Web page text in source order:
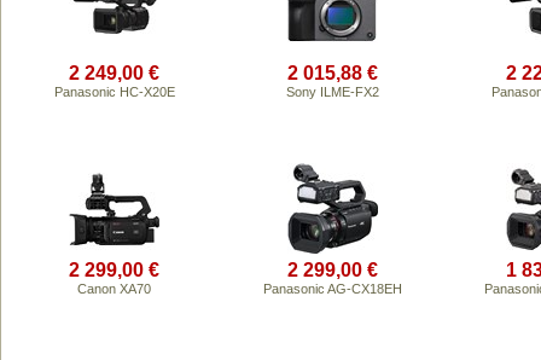
2 249,00 €
Panasonic HC-X20E
2 015,88 €
Sony ILME-FX2
2
2 299,00 €
Canon XA70
2 299,00 €
Panasonic AG-CX18EH
1